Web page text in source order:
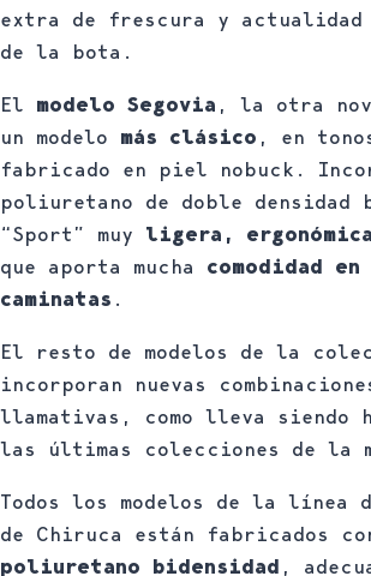
extra de frescura y
de la bota.
El modelo Segovia , la otra
un modelo más clásico , en
fabricado en piel nobuck.
poliuretano de doble densidad
“Sport” muy ligera,
que aporta mucha comodidad
caminatas .
El resto de modelos de la
incorporan nuevas
llamativas, como lleva siendo
las últimas colecciones de la
Todos los modelos de la línea
de Chiruca están fabricados
poliuretano bidensidad ,